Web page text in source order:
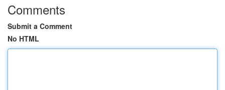
Comments
Submit a Comment
No HTML